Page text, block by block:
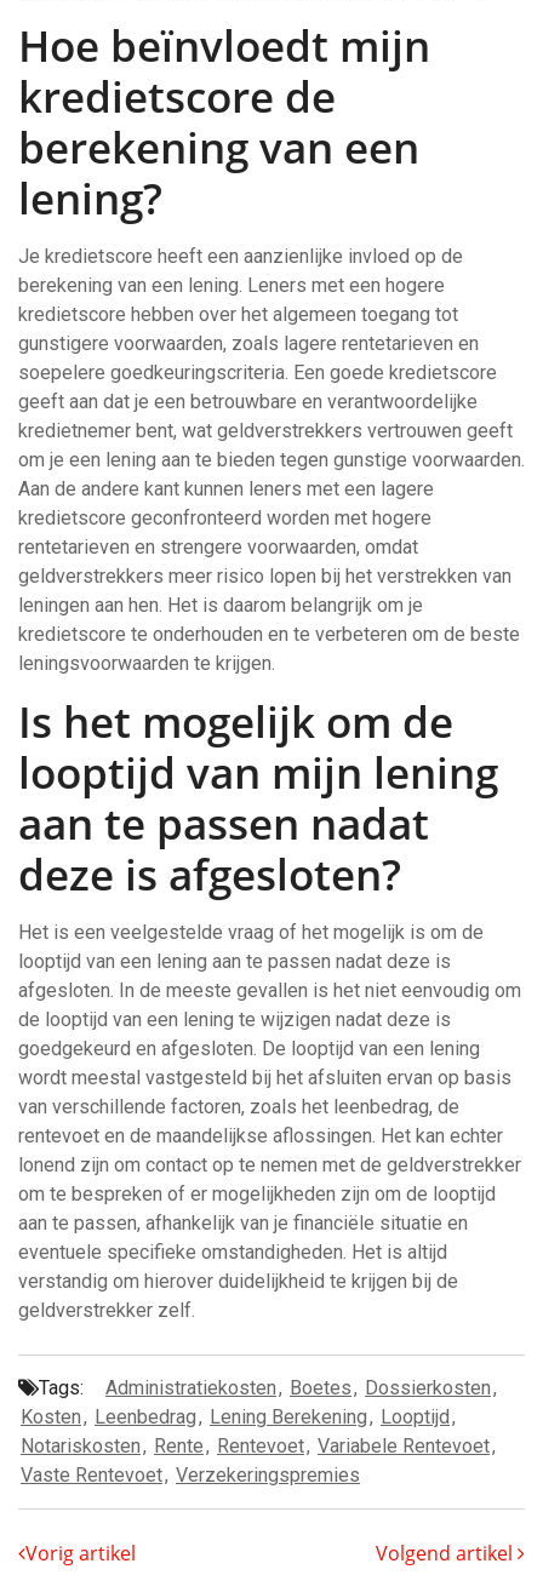
Hoe beïnvloedt mijn
kredietscore de
berekening van een
lening?
Je kredietscore heeft een aanzienlijke invloed op de
berekening van een lening. Leners met een hogere
kredietscore hebben over het algemeen toegang tot
gunstigere voorwaarden, zoals lagere rentetarieven en
soepelere goedkeuringscriteria. Een goede kredietscore
geeft aan dat je een betrouwbare en verantwoordelijke
kredietnemer bent, wat geldverstrekkers vertrouwen geeft
om je een lening aan te bieden tegen gunstige voorwaarden.
Aan de andere kant kunnen leners met een lagere
kredietscore geconfronteerd worden met hogere
rentetarieven en strengere voorwaarden, omdat
geldverstrekkers meer risico lopen bij het verstrekken van
leningen aan hen. Het is daarom belangrijk om je
kredietscore te onderhouden en te verbeteren om de beste
leningsvoorwaarden te krijgen.
Is het mogelijk om de
looptijd van mijn lening
aan te passen nadat
deze is afgesloten?
Het is een veelgestelde vraag of het mogelijk is om de
looptijd van een lening aan te passen nadat deze is
afgesloten. In de meeste gevallen is het niet eenvoudig om
de looptijd van een lening te wijzigen nadat deze is
goedgekeurd en afgesloten. De looptijd van een lening
wordt meestal vastgesteld bij het afsluiten ervan op basis
van verschillende factoren, zoals het leenbedrag, de
rentevoet en de maandelijkse aflossingen. Het kan echter
lonend zijn om contact op te nemen met de geldverstrekker
om te bespreken of er mogelijkheden zijn om de looptijd
aan te passen, afhankelijk van je financiële situatie en
eventuele specifieke omstandigheden. Het is altijd
verstandig om hierover duidelijkheid te krijgen bij de
geldverstrekker zelf.
Tags: Administratiekosten, Boetes, Dossierkosten,
Kosten, Leenbedrag, Lening Berekening, Looptijd,
Notariskosten, Rente, Rentevoet, Variabele Rentevoet,
Vaste Rentevoet, Verzekeringspremies
Vorig artikel Volgend artikel